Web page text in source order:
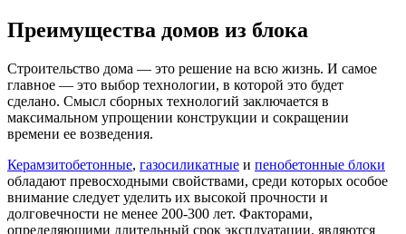
Преимущества домов из блока
Строительство дома — это решение на всю жизнь. И самое
главное — это выбор технологии, в которой это будет
сделано. Смысл сборных технологий заключается в
максимальном упрощении конструкции и сокращении
времени ее возведения.
Керамзитобетонные, газосиликатные и пенобетонные блоки
обладают превосходными свойствами, среди которых особое
внимание следует уделить их высокой прочности и
долговечности не менее 200-300 лет. Факторами,
определяющими длительный срок эксплуатации, являются